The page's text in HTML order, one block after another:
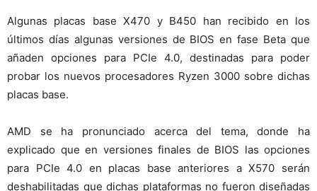
Algunas placas base X470 y B450 han recibido en los
últimos días algunas versiones de BIOS en fase Beta que
añaden opciones para PCIe 4.0, destinadas para poder
probar los nuevos procesadores Ryzen 3000 sobre dichas
placas base.
AMD se ha pronunciado acerca del tema, donde ha
explicado que en versiones finales de BIOS las opciones
para PCIe 4.0 en placas base anteriores a X570 serán
deshabilitadas que dichas plataformas no fueron diseñadas